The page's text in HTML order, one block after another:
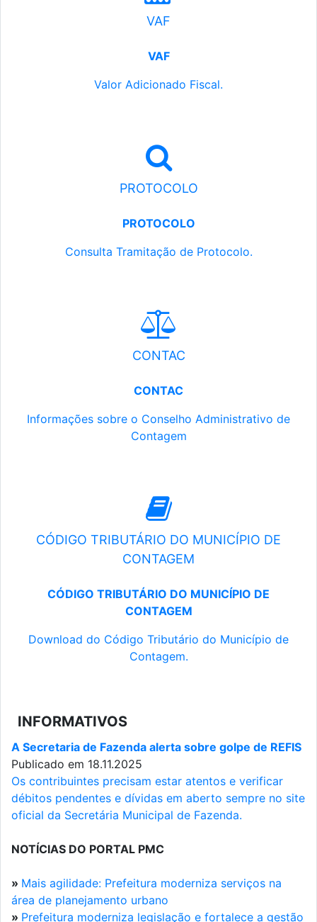
VAF
VAF
Valor Adicionado Fiscal.
PROTOCOLO
PROTOCOLO
Consulta Tramitação de Protocolo.
CONTAC
CONTAC
Informações sobre o Conselho Administrativo de
Contagem
CÓDIGO TRIBUTÁRIO DO MUNICÍPIO DE
CONTAGEM
CÓDIGO TRIBUTÁRIO DO MUNICÍPIO DE
CONTAGEM
Download do Código Tributário do Município de
Contagem.
INFORMATIVOS
A Secretaria de Fazenda alerta sobre golpe de REFIS
Publicado em 18.11.2025
Os contribuintes precisam estar atentos e verificar
débitos pendentes e dívidas em aberto sempre no site
oficial da Secretária Municipal de Fazenda.
NOTÍCIAS DO PORTAL PMC
» Mais agilidade: Prefeitura moderniza serviços na
área de planejamento urbano
» Prefeitura moderniza legislação e fortalece a gestão